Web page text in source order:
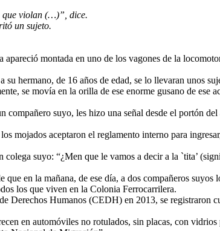
que violan (…)”, dice.
un sujeto.
montada en uno de los vagones de la
su hermano, de 16 años de edad, se lo llevaran unos
se movía en la orilla de ese enorme gusano de
suyo, les hizo una señal desde el portón
mojados aceptaron el reglamento interno para
suyo: “¿Men que le vamos a decir a la `tita’
que en la mañana, de ese día, a dos compañeros
los que viven en la Colonia Ferrocarrilera.
Derechos Humanos (CEDH) en 2013, se registraron
en automóviles no rotulados, sin placas, con